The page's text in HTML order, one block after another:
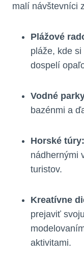
malí návštevníci
Plážové
pláže, kde
dospelí
Vodné
bazénmi a
Horské túry:
nádhernými
turistov.
Kreatívne
prejaviť
aktivitami.